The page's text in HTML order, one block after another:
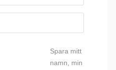
Spara mitt
namn, min